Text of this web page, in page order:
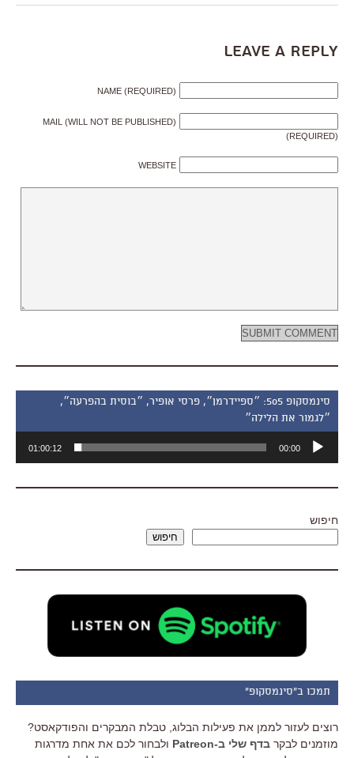
Leave a Reply
NAME (REQUIRED)
MAIL (WILL NOT BE PUBLISHED)
(REQUIRED)
WEBSITE
סינמסקופ 505: ״ספיידרמן״, פרסי אופיר, ״בוסית בהפרעה״,
״לגמור את הלילה״
אודיו
00:00
01:00:12
חיפוש
חיפוש
תמכו ב"סינמסקופ"
רוצים לעזור לממן את פעילות הבלוג, טבלת המבקרים והפודקאסט?
מוזמנים לבקר בדף שלי ב-Patreon
ולבחור לכם את אחת מדרגות